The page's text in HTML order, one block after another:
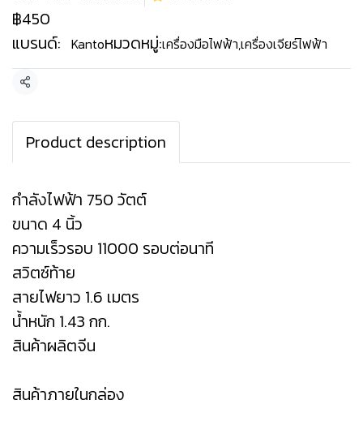
฿450
แบรนด์: Kantoหมวดหมู่:เครื่องมือไฟฟ้า,เครื่องเจียร์ไฟฟ้า
แชร์
Product description
กำลังไฟฟ้า 750 วัตต์
ขนาด 4 นิ้ว
ความเร็วรอบ 11000 รอบต่อนาที
สวิตซ์ท้าย
สายไฟยาว 1.6 เมตร
น้ำหนัก 1.43 กก.
สินค้าผลิตจีน
สินค้าภายในกล่อง